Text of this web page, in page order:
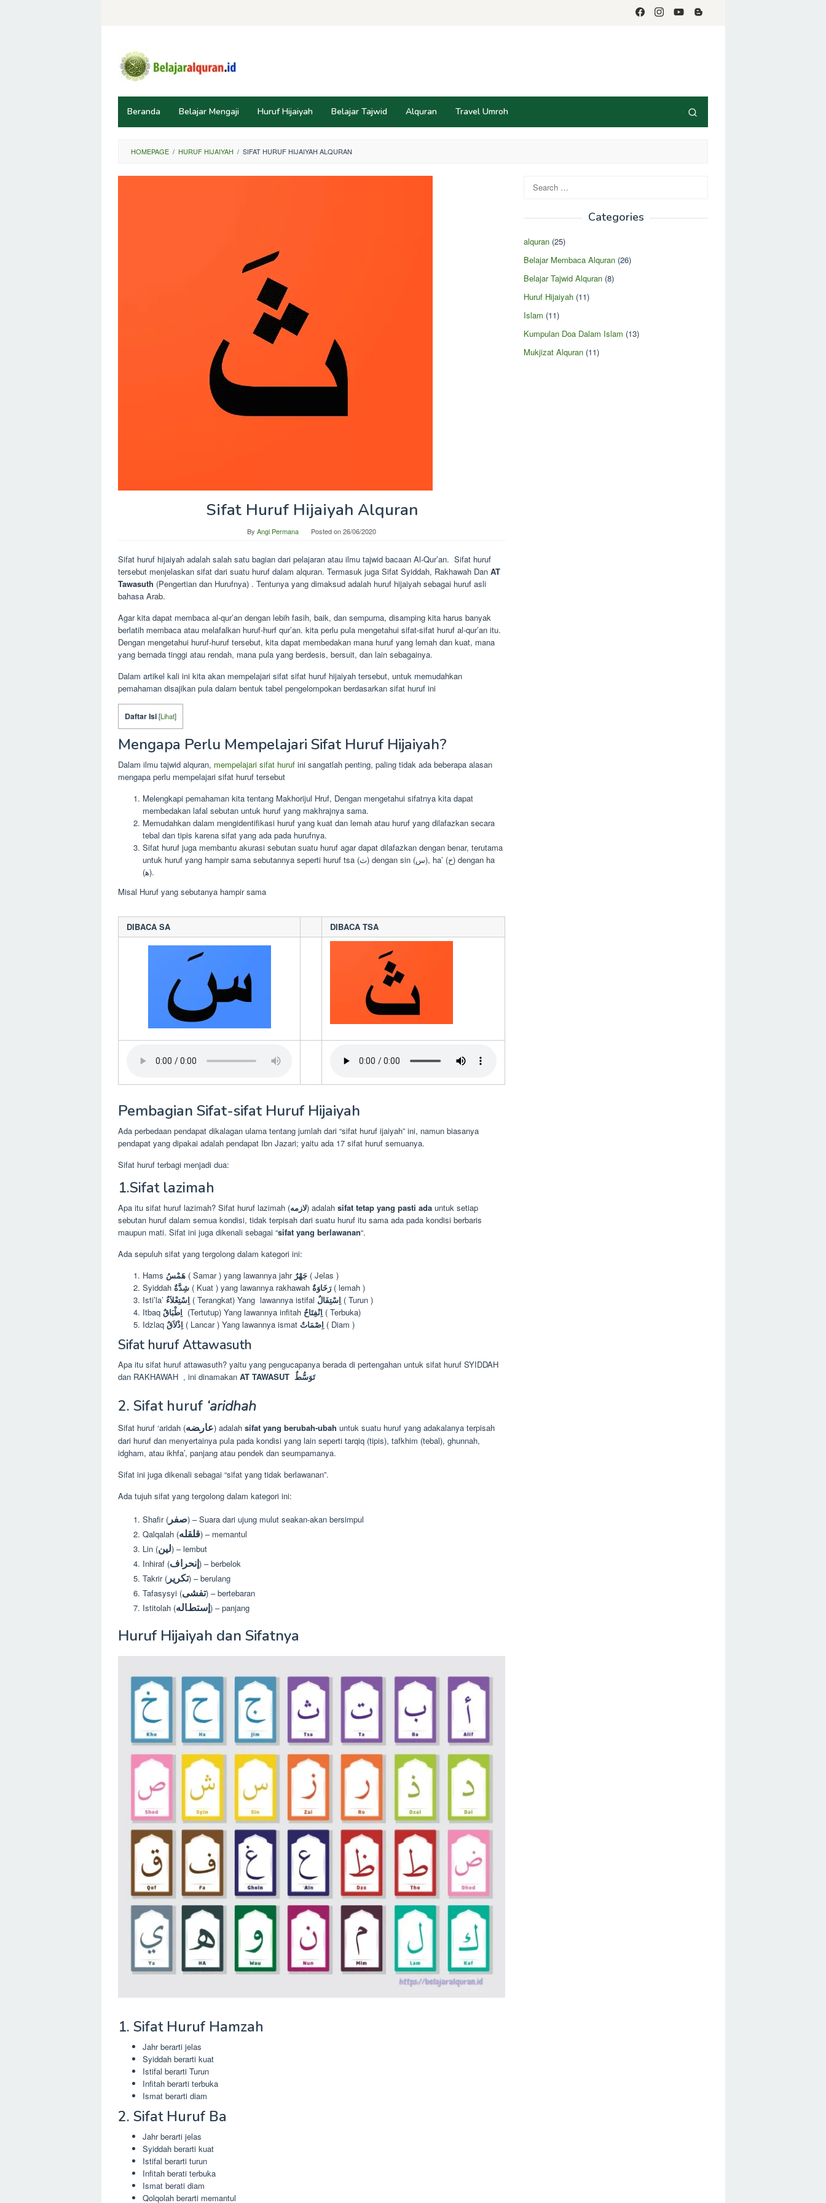
Beranda Belajar Mengaji Huruf Hijaiyah Belajar Tajwid Alquran Travel Umroh
HOMEPAGE / HURUF HIJAIYAH / SIFAT HURUF HIJAIYAH ALQURAN
Sifat Huruf Hijaiyah Alquran
By Angi Permana Posted on26/06/2020
Sifat huruf hijaiyah adalah salah satu bagian dari pelajaran atau ilmu tajwid bacaan Al-Qur’an. Sifat huruf
tersebut menjelaskan sifat dari suatu huruf dalam alquran. Termasuk juga Sifat Syiddah, Rakhawah Dan AT
Tawasuth (Pengertian dan Hurufnya) . Tentunya yang dimaksud adalah huruf hijaiyah sebagai huruf asli
bahasa Arab.
Agar kita dapat membaca al-qur’an dengan lebih fasih, baik, dan sempurna, disamping kita harus banyak
berlatih membaca atau melafalkan huruf-hurf qur’an. kita perlu pula mengetahui sifat-sifat huruf al-qur’an itu.
Dengan mengetahui huruf-huruf tersebut, kita dapat membedakan mana huruf yang lemah dan kuat, mana
yang bernada tinggi atau rendah, mana pula yang berdesis, bersuit, dan lain sebagainya.
Dalam artikel kali ini kita akan mempelajari sifat sifat huruf hijaiyah tersebut, untuk memudahkan
pemahaman disajikan pula dalam bentuk tabel pengelompokan berdasarkan sifat huruf ini
Daftar Isi[Lihat]
Mengapa Perlu Mempelajari Sifat Huruf Hijaiyah?
Dalam ilmu tajwid alquran, mempelajari sifat huruf ini sangatlah penting, paling tidak ada beberapa alasan
mengapa perlu mempelajari sifat huruf tersebut
Melengkapi pemahaman kita tentang Makhorijul Hruf, Dengan mengetahui sifatnya kita dapat
membedakan lafal sebutan untuk huruf yang makhrajnya sama.
Memudahkan dalam mengidentifikasi huruf yang kuat dan lemah atau huruf yang dilafazkan secara
tebal dan tipis karena sifat yang ada pada hurufnya.
Sifat huruf juga membantu akurasi sebutan suatu huruf agar dapat dilafazkan dengan benar, terutama
untuk huruf yang hampir sama sebutannya seperti huruf tsa (ث) dengan sin (س), ha’ (ح) dengan ha
(ﻫ).
Misal Huruf yang sebutanya hampir sama
DIBACA SA DIBACA TSA
Pembagian Sifat-sifat Huruf Hijaiyah
Ada perbedaan pendapat dikalagan ulama tentang jumlah dari “sifat huruf ijaiyah” ini, namun biasanya
pendapat yang dipakai adalah pendapat Ibn Jazari; yaitu ada 17 sifat huruf semuanya.
Sifat huruf terbagi menjadi dua:
1.Sifat lazimah
Apa itu sifat huruf lazimah? Sifat huruf lazimah (ﻻﺯﻣﻪ) adalah sifat tetap yang pasti ada untuk setiap
sebutan huruf dalam semua kondisi, tidak terpisah dari suatu huruf itu sama ada pada kondisi berbaris
maupun mati. Sifat ini juga dikenali sebagai “sifat yang berlawanan“.
Ada sepuluh sifat yang tergolong dalam kategori ini:
Hams هَمْسُ ( Samar ) yang lawannya jahr جَهْرٌ ( Jelas )
Syiddah شِدَّةٌ ( Kuat ) yang lawannya rakhawah رَخَاوَةٌ( lemah )
Isti’la’ اِسْتِعْلاَءٌ ( Terangkat) Yang lawannya istifal اِسْتِفَالٌ ( Turun )
Itbaq اِطْبَاقٌ (Tertutup) Yang lawannya infitah اِنْفِتَاحٌ ( Terbuka)
Idzlaq اِذْلاَقٌ ( Lancar ) Yang lawannya ismat اِصْمَاتٌ ( Diam )
Sifat huruf Attawasuth
Apa itu sifat huruf attawasuth? yaitu yang pengucapanya berada di pertengahan untuk sifat huruf SYIDDAH
dan RAKHAWAH , ini dinamakan
AT TAWASUT تَوَسُّطٌ
2. Sifat huruf ‘aridhah
Sifat huruf ‘aridah (ﻋﺎﺭﻀﻪ) adalah sifat yang berubah-ubah untuk suatu huruf yang adakalanya terpisah
dari huruf dan menyertainya pula pada kondisi yang lain seperti tarqiq (tipis), tafkhim (tebal), ghunnah,
idgham, atau ikhfa’, panjang atau pendek dan seumpamanya.
Sifat ini juga dikenali sebagai “sifat yang tidak berlawanan”.
Ada tujuh sifat yang tergolong dalam kategori ini:
Shafir ( ﺻﻔﺮ) – Suara dari ujung mulut seakan-akan bersimpul
Qalqalah (ﻗﻠﻘﻠﻪ) – memantul
Lin (ﻟﻴﻦ) – lembut
Inhiraf (ﺇﻧﺤﺮﺍﻑ) – berbelok
Takrir ( ﺗﻜﺮﻳﺮ) – berulang
Tafasysyi (ﺗﻔﺸﻰ) – bertebaran
Istitolah (ﺇﺳﺘﻂﺎﻟﻪ) – panjang
Huruf Hijaiyah dan Sifatnya
1. Sifat Huruf Hamzah
Jahr berarti jelas
Syiddah berarti kuat
Istifal berarti Turun
Infitah berarti terbuka
Ismat berarti diam
2. Sifat Huruf Ba
Jahr berarti jelas
Syiddah berarti kuat
Istifal berarti turun
Infitah berati terbuka
Ismat berati diam
Qolqolah berarti memantul
Search
for:
Categories
alquran (25)
Belajar Membaca Alquran (26)
Belajar Tajwid Alquran (8)
Huruf Hijaiyah (11)
Islam (11)
Kumpulan Doa Dalam Islam (13)
Mukjizat Alquran (11)